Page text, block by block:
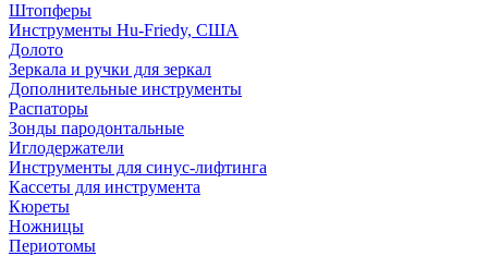
Штопферы
Инструменты Hu-Friedy, США
Долото
Зеркала и ручки для зеркал
Дополнительные инструменты
Распаторы
Зонды пародонтальные
Иглодержатели
Инструменты для синус-лифтинга
Кассеты для инструмента
Кюреты
Ножницы
Периотомы